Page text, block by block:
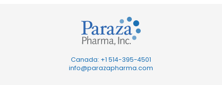
Canada: +1 514-395-4501
info@parazapharma.com